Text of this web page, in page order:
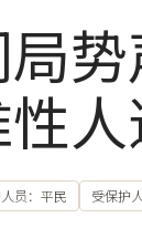
员：平民 受保护